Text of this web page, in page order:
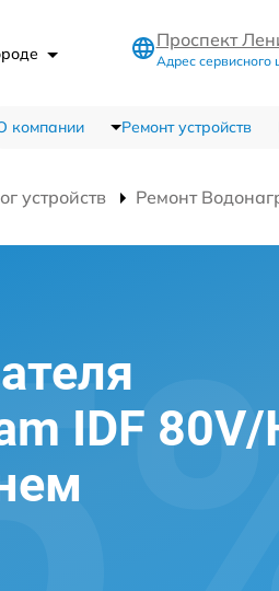
Проспект
Адрес сервисного
компании Ремонт устройств
устройств Ремонт
IDF 80V/